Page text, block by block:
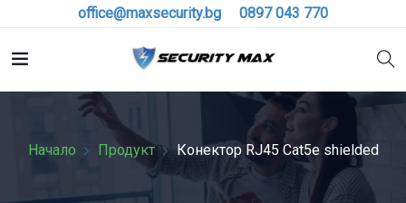
office@maxsecurity.bg 0897 043 770
Начало Продукт Конектор RJ45 Cat5e shielded